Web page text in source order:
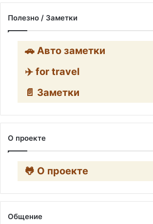
Полезно / Заметки
🚗 Авто заметки
✈️ for travel
📄 Заметки
О проекте
🐸 О проекте
Общение